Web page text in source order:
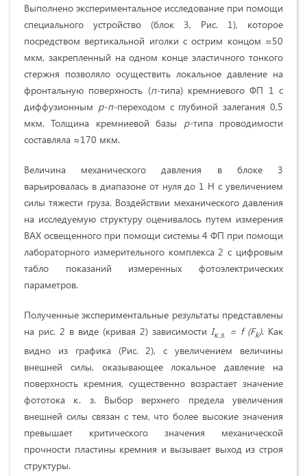
Выполнено экспериментальное исследование при помощи
специального устройство (блок 3, Рис. 1), которое
посредством вертикальной иголки с острим концом ≈50
мкм, закрепленный на одном конце эластичного тонкого
стержня позволяло осуществить локальное давление на
фронтальную поверхность (п-типа) кремниевого ФП 1 с
диффузионным р-п-переходом с глубиной залегания 0,5
мкм. Толщина кремниевой базы р-типа проводимости
составляла ≈170 мкм.
Величина механического давления в блоке 3
варьировалась в диапазоне от нуля до 1 Н с увеличением
силы тяжести груза. Воздействии механического давления
на исследуемую структуру оценивалось путем измерения
ВАХ освещенного при помощи системы 4 ФП при помощи
лабораторного измерительного комплекса 2 с цифровым
табло показаний измеренных фотоэлектрических
параметров.
Полученные экспериментальные результаты представлены
на рис. 2 в виде (кривая 2) зависимости Iк.з. = f(Fk). Как
видно из графика (Рис. 2), с увеличением величины
внешней силы, оказывающее локальное давление на
поверхность кремния, существенно возрастает значение
фототока к. з. Выбор верхнего предела увеличения
внешней силы связан с тем, что более высокие значения
превышает критического значения механической
прочности пластины кремния и вызывает выход из строя
структуры.